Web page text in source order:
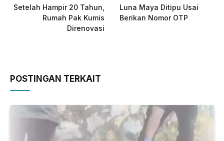
Setelah Hampir 20 Tahun,
Rumah Pak Kumis
Direnovasi
Luna Maya Ditipu Usai
Berikan Nomor OTP
POSTINGAN TERKAIT